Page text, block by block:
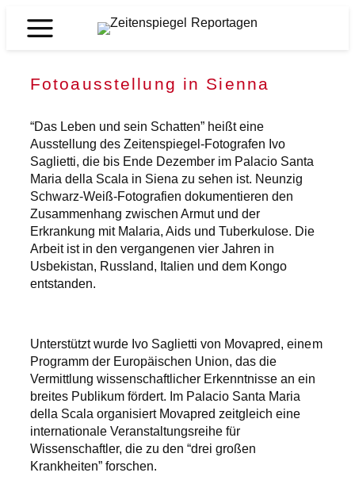
Inhalt
Zeitenspiegel
Fotoausstellung in Sienna
“Das Leben und sein Schatten” heißt eine
Ausstellung des Zeitenspiegel-Fotografen Ivo
Saglietti, die bis Ende Dezember im Palacio Santa
Maria della Scala in Siena zu sehen ist. Neunzig
Schwarz-Weiß-Fotografien dokumentieren den
Zusammenhang zwischen Armut und der
Erkrankung mit Malaria, Aids und Tuberkulose. Die
Arbeit ist in den vergangenen vier Jahren in
Usbekistan, Russland, Italien und dem Kongo
entstanden.
Unterstützt wurde Ivo Saglietti von Movapred, einem
Programm der Europäischen Union, das die
Vermittlung wissenschaftlicher Erkenntnisse an ein
breites Publikum fördert. Im Palacio Santa Maria
della Scala organisiert Movapred zeitgleich eine
internationale Veranstaltungsreihe für
Wissenschaftler, die zu den “drei großen
Krankheiten” forschen.